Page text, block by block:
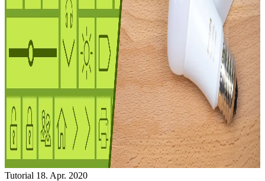
Tutorial 18. Apr. 2020